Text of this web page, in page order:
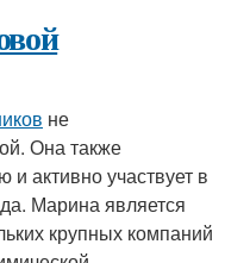
не
Она также
и активно участвует в
Марина является
крупных компаний